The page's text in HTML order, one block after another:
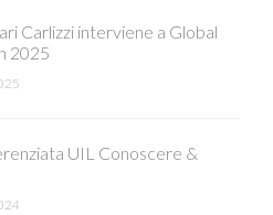
Carlizzi interviene a Global
2025
UIL Conoscere &